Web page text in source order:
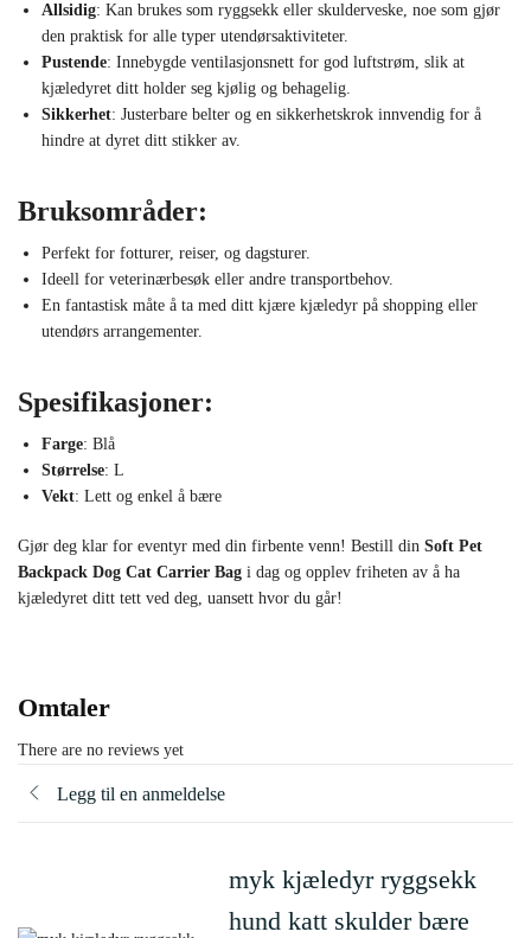
Allsidig: Kan brukes som ryggsekk eller skulderveske, noe som gjør
den praktisk for alle typer utendørsaktiviteter.
Pustende: Innebygde ventilasjonsnett for god luftstrøm, slik at
kjæledyret ditt holder seg kjølig og behagelig.
Sikkerhet: Justerbare belter og en sikkerhetskrok innvendig for å
hindre at dyret ditt stikker av.
Bruksområder:
Perfekt for fotturer, reiser, og dagsturer.
Ideell for veterinærbesøk eller andre transportbehov.
En fantastisk måte å ta med ditt kjære kjæledyr på shopping eller
utendørs arrangementer.
Spesifikasjoner:
Farge: Blå
Størrelse: L
Vekt: Lett og enkel å bære
Gjør deg klar for eventyr med din firbente venn! Bestill din Soft Pet
Backpack Dog Cat Carrier Bag i dag og opplev friheten av å ha
kjæledyret ditt tett ved deg, uansett hvor du går!
Omtaler
There are no reviews yet
Legg til en anmeldelse
myk kjæledyr ryggsekk
hund katt skulder bære